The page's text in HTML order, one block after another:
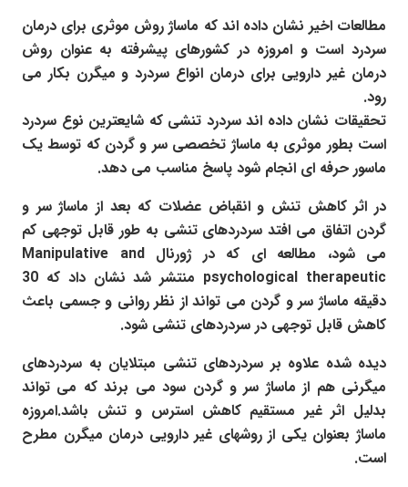
مطالعات اخیر نشان داده اند که ماساژ روش موثری برای درمان
سردرد است و امروزه در کشورهای پیشرفته به عنوان روش
درمان غیر دارویی برای درمان انواع سردرد و میگرن بکار می
رود.
تحقیقات نشان داده اند سردرد تنشی که شایعترین نوع سردرد
است بطور موثری به ماساژ تخصصی سر و گردن که توسط یک
ماسور حرفه ای انجام شود پاسخ مناسب می دهد.
در اثر کاهش تنش و انقباض عضلات که بعد از ماساژ سر و
گردن اتفاق می افتد سردردهای تنشی به طور قابل توجهی کم
می شود، مطالعه ای که در ژورنال Manipulative and
psychological therapeutic منتشر شد نشان داد که 30
دقیقه ماساژ سر و گردن می تواند از نظر روانی و جسمی باعث
کاهش قابل توجهی در سردردهای تنشی شود.
دیده شده علاوه بر سردردهای تنشی مبتلایان به سردردهای
میگرنی هم از ماساژ سر و گردن سود می برند که می تواند
بدلیل اثر غیر مستقیم کاهش استرس و تنش باشد.امروزه
ماساژ بعنوان یکی از روشهای غیر دارویی درمان میگرن مطرح
است.